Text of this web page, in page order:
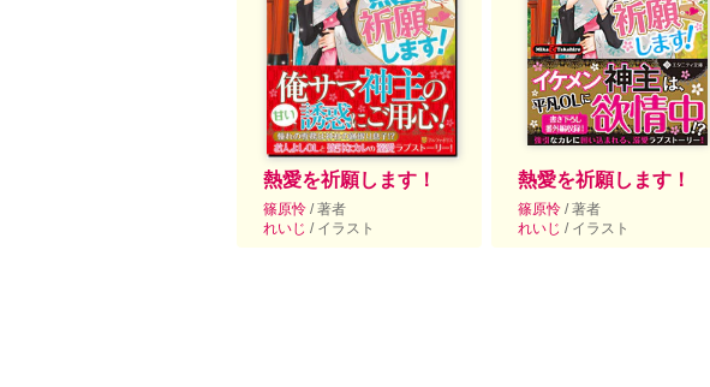
熱愛を祈願します！
篠原怜 / 著者
れいじ / イラスト
熱愛を祈願します！
篠原怜 / 著者
れいじ / イラスト